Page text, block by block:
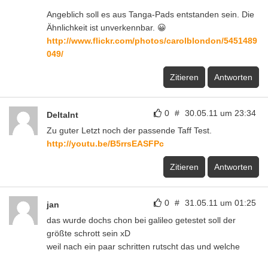
Angeblich soll es aus Tanga-Pads entstanden sein. Die
Ähnlichkeit ist unverkennbar. 😀
http://www.flickr.com/photos/carolblondon/5451489
049/
Zitieren Antworten
0 # 30.05.11 um 23:34
DeltaInt
Zu guter Letzt noch der passende Taff Test.
http://youtu.be/B5rrsEASFPc
Zitieren Antworten
0 # 31.05.11 um 01:25
jan
das wurde dochs chon bei galileo getestet soll der
größte schrott sein xD
weil nach ein paar schritten rutscht das und welche